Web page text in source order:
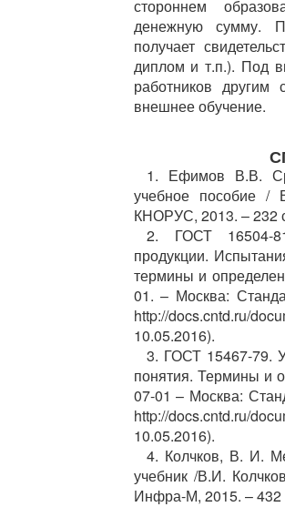
стороннем
денежную сумму.
получает
диплом и т.п.). Под
работников
внешнее обучение.
1. Ефимов В.В.
учебное пособие
КНОРУС, 2013. – 232
2. ГОСТ 16504-
продукции.
термины и
01. – Москва:
http://docs.cntd.ru/
10.05.2016).
3. ГОСТ 15467-79.
понятия. Термины и
07-01 – Москва:
http://docs.cntd.ru/
10.05.2016).
4. Колчков, В. И.
учебник /В.И.
Инфра-М, 2015. – 432